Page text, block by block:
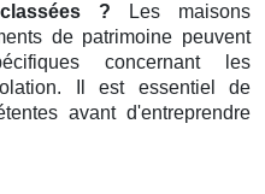
? Les maisons
de patrimoine peuvent
concernant les
Il est essentiel de
avant d'entreprendre